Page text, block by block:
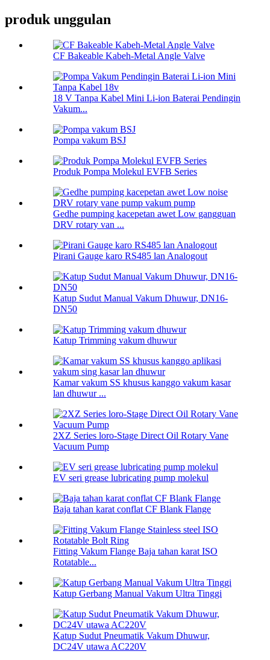
produk unggulan
CF Bakeable Kabeh-Metal Angle Valve
18 V Tanpa Kabel Mini Li-ion Baterai Pendingin
Vakum...
Pompa vakum BSJ
Produk Pompa Molekul EVFB Series
Gedhe pumping kacepetan awet Low gangguan
DRV rotary van ...
Pirani Gauge karo RS485 lan Analogout
Katup Sudut Manual Vakum Dhuwur, DN16-
DN50
Katup Trimming vakum dhuwur
Kamar vakum SS khusus kanggo vakum kasar
lan dhuwur ...
2XZ Series loro-Stage Direct Oil Rotary Vane
Vacuum Pump
EV seri grease lubricating pump molekul
Baja tahan karat conflat CF Blank Flange
Fitting Vakum Flange Baja tahan karat ISO
Rotatable...
Katup Gerbang Manual Vakum Ultra Tinggi
Katup Sudut Pneumatik Vakum Dhuwur,
DC24V utawa AC220V